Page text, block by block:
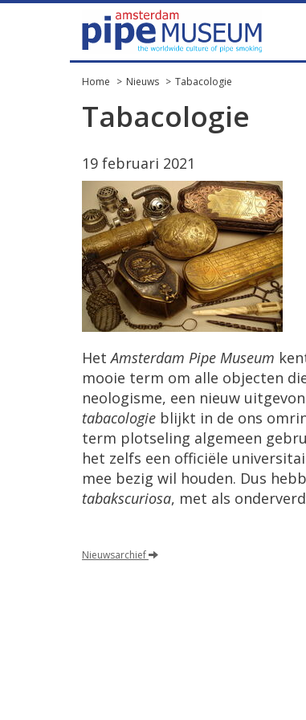
Home Nieuws Tabacologie
Tabacologie
19 februari 2021
HetAmsterdam Pipe Museum
mooie term om alle objecten
neologisme, een nieuw
tabacologie blijkt in de ons
term plotseling algemeen
het zelfs een officiële
mee bezig wil houden. Dus
tabakscuriosa, met als
Nieuwsarchief